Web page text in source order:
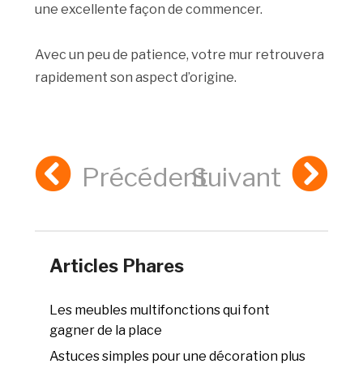
une excellente façon de commencer.
Avec un peu de patience, votre mur retrouvera
rapidement son aspect d’origine.
PrécédentSuivant
Articles Phares
Les meubles multifonctions qui font
gagner de la place
Astuces simples pour une décoration plus